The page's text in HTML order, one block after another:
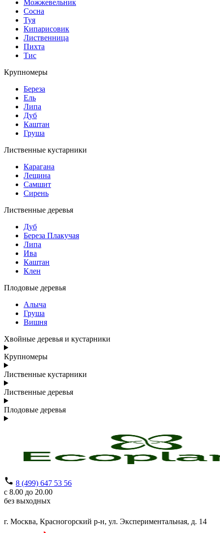
Можжевельник
Сосна
Туя
Кипарисовик
Лиственница
Пихта
Тис
Крупномеры
Береза
Ель
Липа
Дуб
Каштан
Груша
Лиственные кустарники
Карагана
Лещина
Самшит
Сирень
Лиственные деревья
Дуб
Береза Плакучая
Липа
Ива
Каштан
Клен
Плодовые деревья
Алыча
Груша
Вишня
Хвойные деревья и кустарники
Крупномеры
Лиственные кустарники
Лиственные деревья
Плодовые деревья
8 (499) 647 53 56
с 8.00 до 20.00
без выходных
г. Москва, Красногорский р-н, ул. Экспериментальная, д. 14